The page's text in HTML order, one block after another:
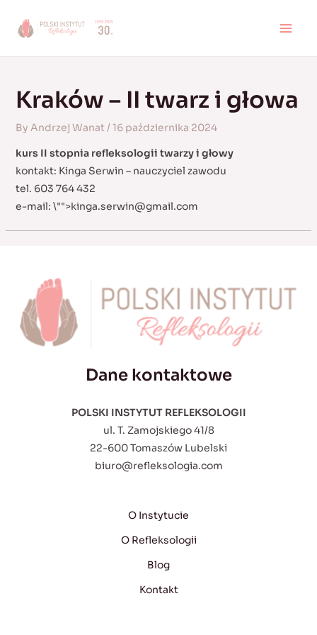
Kraków – II twarz i głowa
By Andrzej Wanat/16 października 2024
kurs II stopnia refleksologii twarzy i głowy
kontakt: Kinga Serwin – nauczyciel zawodu
tel. 603 764 432
e-mail: \"">kinga.serwin@gmail.com
Dane kontaktowe
POLSKI INSTYTUT REFLEKSOLOGII
ul. T. Zamojskiego 41/8
22-600 Tomaszów Lubelski
biuro@refleksologia.com
O Instytucie
O Refleksologii
Blog
Kontakt